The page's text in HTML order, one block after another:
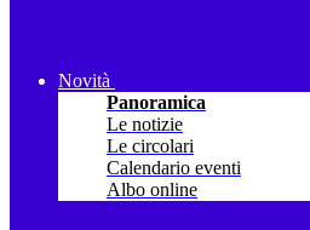
Novità
Panoramica
Le notizie
Le circolari
Calendario eventi
Albo online